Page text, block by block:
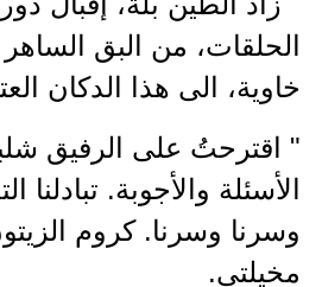
الحلقات، من البق الساهر
خاوية، الى هذا الدكان
" اقترحتُ على الرفيق
الأسئلة والأجوبة.
وسرنا وسرنا. كروم
مخيلتي.